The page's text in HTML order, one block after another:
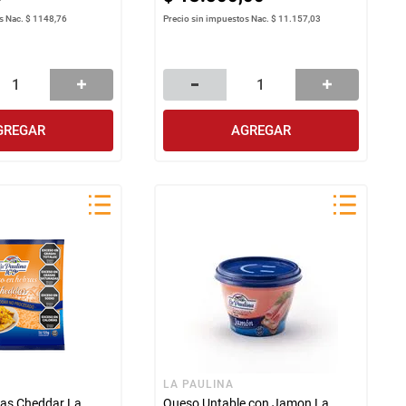
Nac.$ 1148,76 Precio sin impuestos Nac. $ 11.157,03
AGREGAR
LA PAULINA